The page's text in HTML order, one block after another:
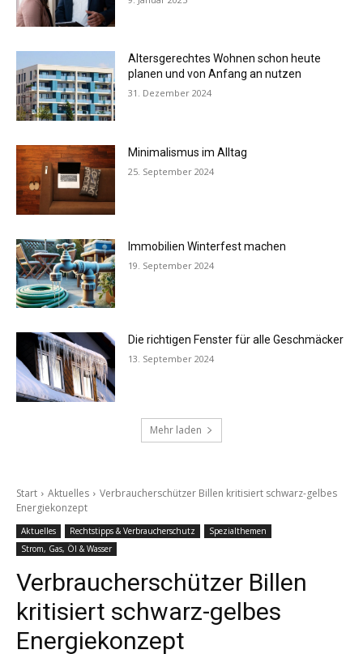
Altersgerechtes Wohnen schon heute
planen und von Anfang an nutzen
31. Dezember 2024
Minimalismus im Alltag
25. September 2024
Immobilien Winterfest machen
19. September 2024
Die richtigen Fenster für alle Geschmäcker
13. September 2024
Mehr laden